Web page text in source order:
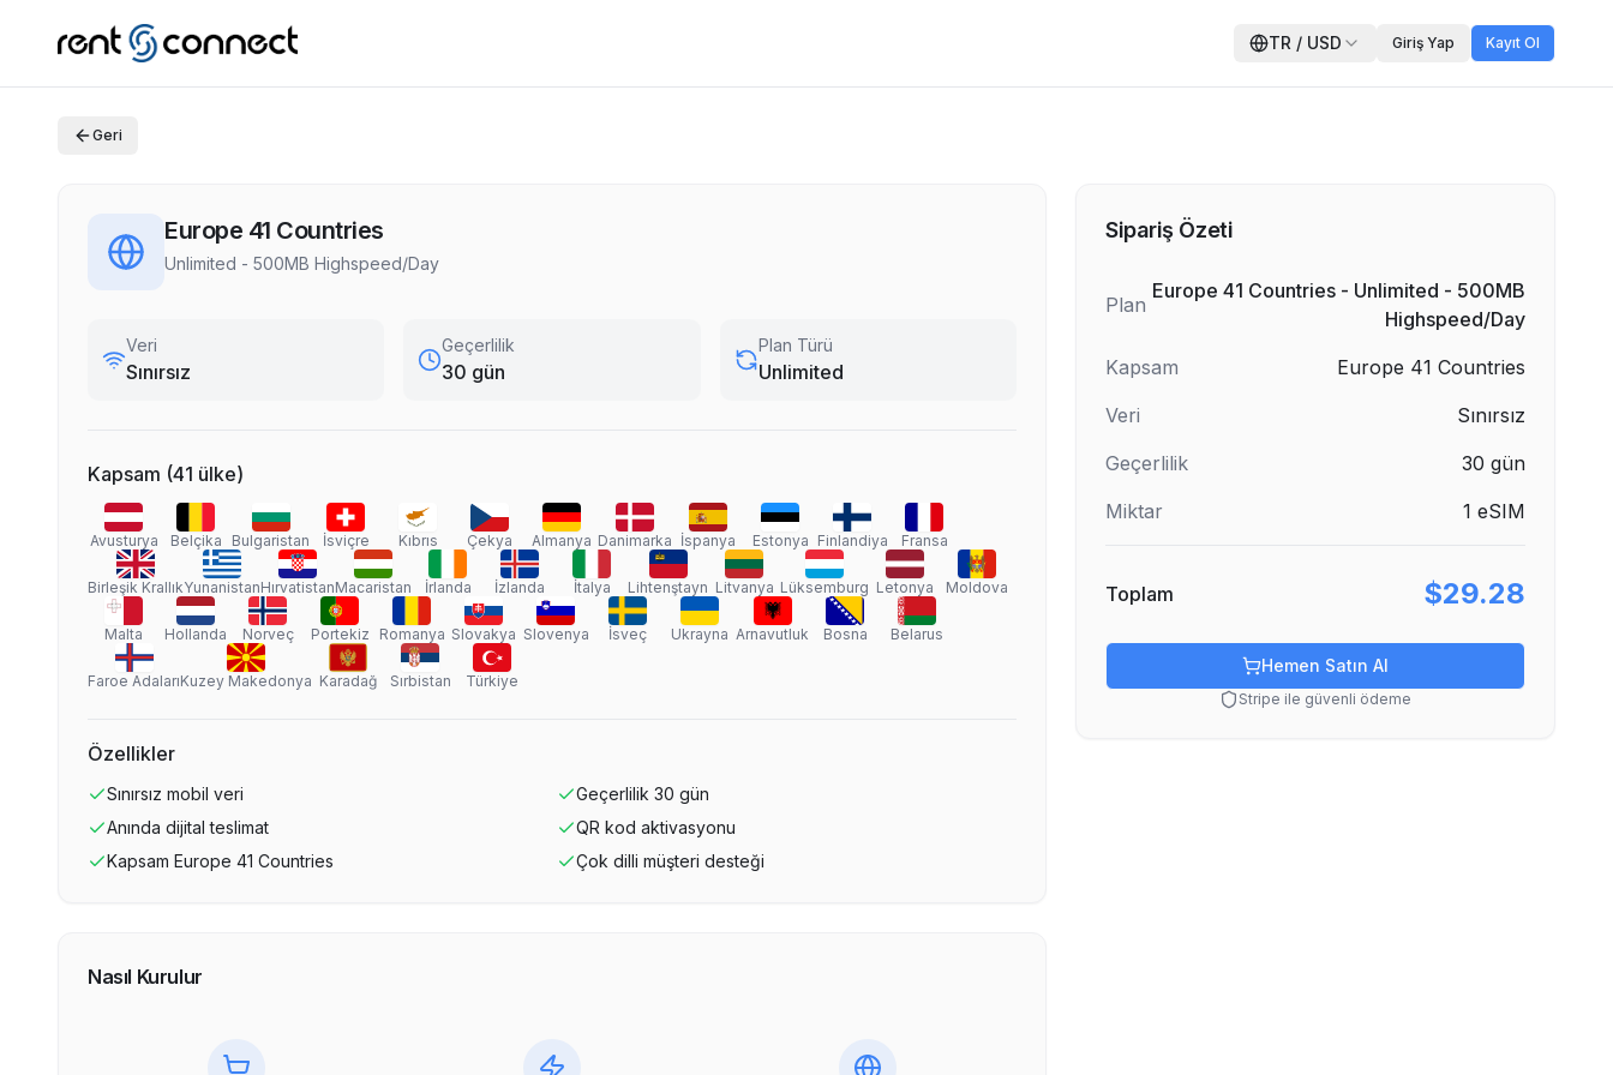
TR / USD Giriş Yap Kayıt Ol
Geri
Europe 41 Countries
Unlimited - 500MB Highspeed/Day
Veri
Sınırsız
Geçerlilik
30 gün
Plan Türü
Unlimited
Kapsam (41 ülke)
Avusturya Belçika Bulgaristan İsviçre Kıbrıs Çekya Almanya Danimarka İspanya Estonya Finlandiya Fransa
Birleşik KrallıkYunanistanHırvatistanMacaristan İrlanda İzlanda İtalya Lihtenştayn Litvanya Lüksemburg Letonya Moldova
Malta Hollanda Norveç Portekiz Romanya Slovakya Slovenya İsveç Ukrayna Arnavutluk Bosna Belarus
Faroe AdalarıKuzey Makedonya Karadağ Sırbistan Türkiye
Özellikler
Sınırsız mobil veri Geçerlilik 30 gün
Anında dijital teslimat
QR kod aktivasyonu
Kapsam Europe 41 Countries Çok dilli müşteri desteği
Nasıl Kurulur
Sipariş Özeti
Plan
Europe 41 Countries - Unlimited - 500MB
Highspeed/Day
Kapsam
Europe 41 Countries
Veri
Sınırsız
Geçerlilik
30 gün
Miktar
1 eSIM
Toplam $29.28
Hemen Satın Al
Stripe ile güvenli ödeme